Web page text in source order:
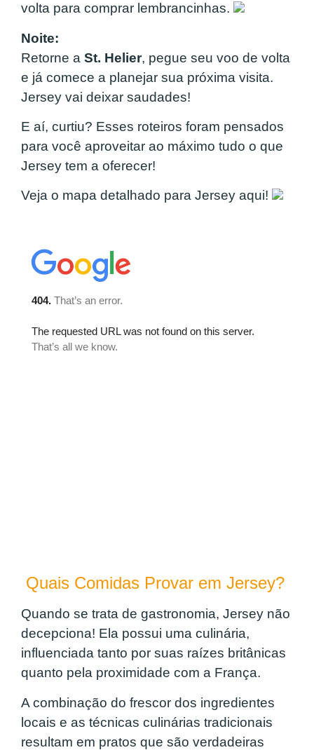
volta para comprar lembrancinhas.
Noite:
Retorne a St. Helier, pegue seu voo de volta
e já comece a planejar sua próxima visita.
Jersey vai deixar saudades!
E aí, curtiu? Esses roteiros foram pensados
para você aproveitar ao máximo tudo o que
Jersey tem a oferecer!
Veja o mapa detalhado para Jersey aqui!
Quais Comidas Provar em Jersey?
Quando se trata de gastronomia, Jersey não
decepciona! Ela possui uma culinária,
influenciada tanto por suas raízes britânicas
quanto pela proximidade com a França.
A combinação do frescor dos ingredientes
locais e as técnicas culinárias tradicionais
resultam em pratos que são verdadeiras